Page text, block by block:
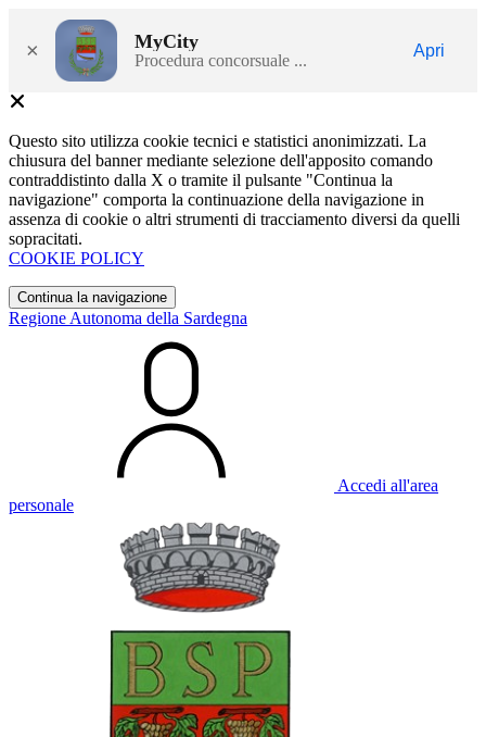
× MyCity
Procedura concorsuale ...
Apri
Questo sito utilizza cookie tecnici e statistici anonimizzati. La
chiusura del banner mediante selezione dell'apposito comando
contraddistinto dalla X o tramite il pulsante "Continua la
navigazione" comporta la continuazione della navigazione in
assenza di cookie o altri strumenti di tracciamento diversi da quelli
sopracitati.
COOKIE POLICY
Continua la navigazione
Regione Autonoma della Sardegna
Accedi all'area
personale